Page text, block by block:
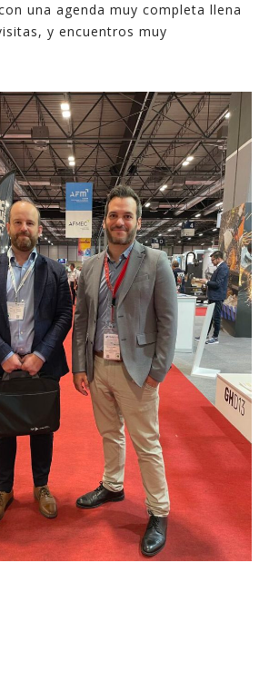
una agenda muy completa llena
y encuentros muy